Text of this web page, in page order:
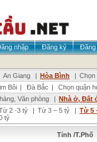
nhập Đăng ký
Đăng
An Giang | Hòa Bình | Chọn
Bôi | Đà Bắc |
Chọn quận
Văn phòng | Nhà ở, Đất
2 -3 tỷ | Từ 3 – 5 tỷ | Từ 5
tỷ
Tỉnh /T.Phố